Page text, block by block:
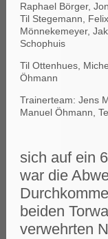
Raphael Börger,
Til Stegemann,
Mönnekemeyer,
Schophuis
Til Ottenhues,
Öhmann
Trainerteam: Jens
Manuel Öhmann,
sich auf ein
war die
beiden
verwehrten